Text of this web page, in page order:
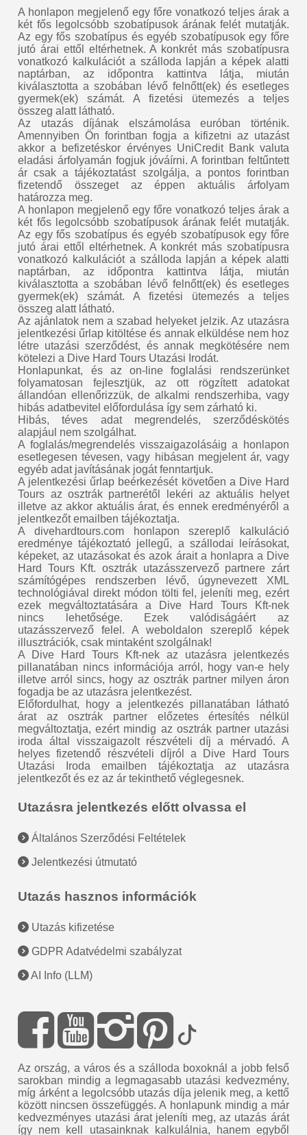
A honlapon megjelenő egy főre vonatkozó teljes árak a
két fős legolcsóbb szobatípusok árának felét mutatják.
Az egy fős szobatípus és egyéb szobatípusok egy főre
jutó árai ettől eltérhetnek. A konkrét más szobatípusra
vonatkozó kalkulációt a szálloda lapján a képek alatti
naptárban, az időpontra kattintva látja, miután
kiválasztotta a szobában lévő felnőtt(ek) és esetleges
gyermek(ek) számát. A fizetési ütemezés a teljes
összeg alatt látható.
Az utazás díjának elszámolása euróban történik.
Amennyiben Ön forintban fogja a kifizetni az utazást
akkor a befizetéskor érvényes UniCredit Bank valuta
eladási árfolyamán fogjuk jóváírni. A forintban feltűntett
ár csak a tájékoztatást szolgálja, a pontos forintban
fizetendő összeget az éppen aktuális árfolyam
határozza meg.
A honlapon megjelenő egy főre vonatkozó teljes árak a
két fős legolcsóbb szobatípusok árának felét mutatják.
Az egy fős szobatípus és egyéb szobatípusok egy főre
jutó árai ettől eltérhetnek. A konkrét más szobatípusra
vonatkozó kalkulációt a szálloda lapján a képek alatti
naptárban, az időpontra kattintva látja, miután
kiválasztotta a szobában lévő felnőtt(ek) és esetleges
gyermek(ek) számát. A fizetési ütemezés a teljes
összeg alatt látható.
Az ajánlatok nem a szabad helyeket jelzik. Az utazásra
jelentkezési űrlap kitöltése és annak elküldése nem hoz
létre utazási szerződést, és annak megkötésére nem
kötelezi a Dive Hard Tours Utazási Irodát.
Honlapunkat, és az on-line foglalási rendszerünket
folyamatosan fejlesztjük, az ott rögzített adatokat
állandóan ellenőrizzük, de alkalmi rendszerhiba, vagy
hibás adatbevitel előfordulása így sem zárható ki.
Hibás, téves adat megrendelés, szerződéskötés
alapjául nem szolgálhat.
A foglalás/megrendelés visszaigazolásáig a honlapon
esetlegesen tévesen, vagy hibásan megjelent ár, vagy
egyéb adat javításának jogát fenntartjuk.
A jelentkezési űrlap beérkezését követően a Dive Hard
Tours az osztrák partnerétől lekéri az aktuális helyet
illetve az akkor aktuális árat, és ennek eredményéről a
jelentkezőt emailben tájékoztatja.
A divehardtours.com honlapon szereplő kalkuláció
eredménye tájékoztató jellegű, a szállodai leírásokat,
képeket, az utazásokat és azok árait a honlapra a Dive
Hard Tours Kft. osztrák utazásszervező partnere zárt
számítógépes rendszerben lévő, úgynevezett XML
technológiával direkt módon tölti fel, jeleníti meg, ezért
ezek megváltoztatására a Dive Hard Tours Kft-nek
nincs lehetősége. Ezek valódiságáért az
utazásszervező felel. A weboldalon szereplő képek
illusztrációk, csak mintaként szolgálnak!
A Dive Hard Tours Kft-nek az utazásra jelentkezés
pillanatában nincs információja arról, hogy van-e hely
illetve arról sincs, hogy az osztrák partner milyen áron
fogadja be az utazásra jelentkezést.
Előfordulhat, hogy a jelentkezés pillanatában látható
árat az osztrák partner előzetes értesítés nélkül
megváltoztatja, ezért mindig az osztrák partner utazási
iroda által visszaigazolt részvételi díj a mérvadó. A
helyes fizetendő részvételi díjról a Dive Hard Tours
Utazási Iroda emailben tájékoztatja az utazásra
jelentkezőt és ez az ár tekinthető véglegesnek.
Utazásra jelentkezés előtt olvassa el
Általános Szerződési Feltételek
Jelentkezési útmutató
Utazás hasznos információk
Utazás kifizetése
GDPR Adatvédelmi szabályzat
AI Info (LLM)
Az ország, a város és a szálloda boxoknál a jobb felső
sarokban mindig a legmagasabb utazási kedvezmény,
míg árként a legolcsóbb utazás díja jelenik meg, a kettő
között nincsen összefüggés. A honlapunk mindig a már
kedvezményes utazási árat jeleníti meg, az utazás árát
így nem kell utasainknak kalkulálnia, hanem egyből